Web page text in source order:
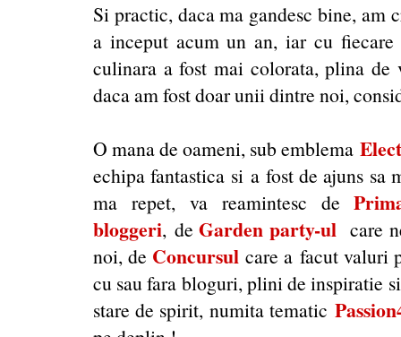
Si practic, daca ma gandesc bine, am
a inceput acum un an, iar cu
culinara a fost mai colorata, plina
daca am fost doar unii dintre noi,
O mana de oameni, sub emblema
echipa fantastica si a fost de ajuns sa
ma repet, va reamintesc de
bloggeri, deGarden party-ulcare
noi, de Concursulcare a facut valuri
cu sau fara bloguri, plini de inspiratie
stare de spirit, numita tematic